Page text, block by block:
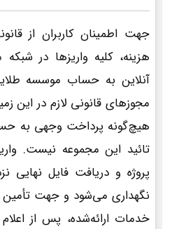
جهت اطمینان کاربران از
هزینه، کلیه واریزها در
آنلاین به حساب موسسه
مجوزهای قانونی لازم در این
هیچ‌گونه پرداخت وجهی به
تائید این مجموعه نیست.
پروژه و دریافت فایل نهایی
نگهداری می‌شود و جهت
خدمات ارائه‌شده، پس از